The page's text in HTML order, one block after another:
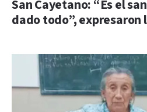
San Cayetano: “Es el
dado todo”, expresaron